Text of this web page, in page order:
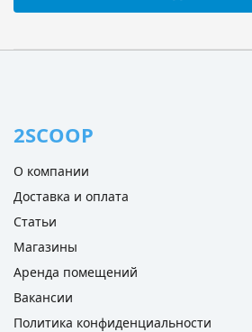
2SCOOP
О компании
Доставка и оплата
Статьи
Магазины
Аренда помещений
Вакансии
Политика конфиденциальности